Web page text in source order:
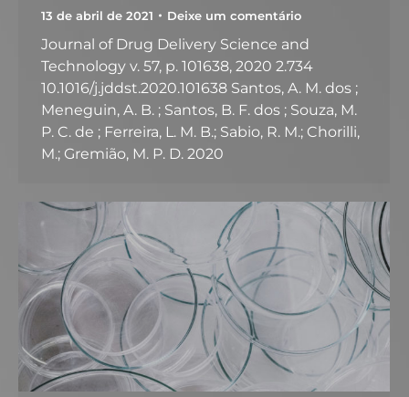
13 de abril de 2021 Deixe um comentário
Journal of Drug Delivery Science and
Technology v. 57, p. 101638, 2020 2.734
10.1016/j.jddst.2020.101638 Santos, A. M. dos ;
Meneguin, A. B. ; Santos, B. F. dos ; Souza, M.
P. C. de ; Ferreira, L. M. B.; Sabio, R. M.; Chorilli,
M.; Gremião, M. P. D. 2020